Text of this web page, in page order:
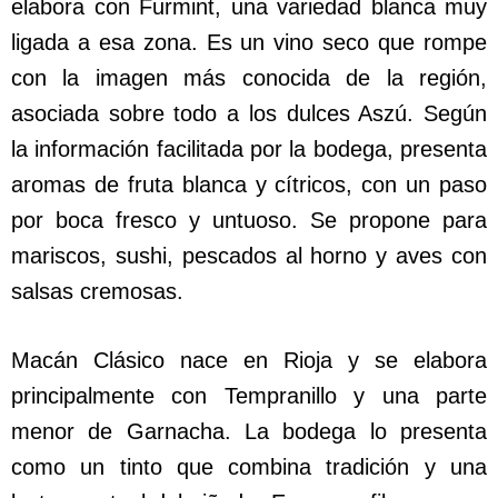
elabora con Furmint, una variedad blanca muy
ligada a esa zona. Es un vino seco que rompe
con la imagen más conocida de la región,
asociada sobre todo a los dulces Aszú. Según
la información facilitada por la bodega, presenta
aromas de fruta blanca y cítricos, con un paso
por boca fresco y untuoso. Se propone para
mariscos, sushi, pescados al horno y aves con
salsas cremosas.
Macán Clásico nace en Rioja y se elabora
principalmente con Tempranillo y una parte
menor de Garnacha. La bodega lo presenta
como un tinto que combina tradición y una